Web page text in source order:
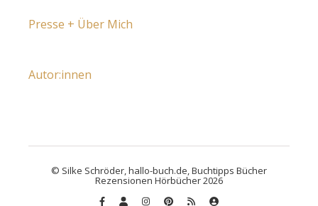
Presse + Über Mich
Autor:innen
© Silke Schröder, hallo-buch.de, Buchtipps Bücher
Rezensionen Hörbücher 2026